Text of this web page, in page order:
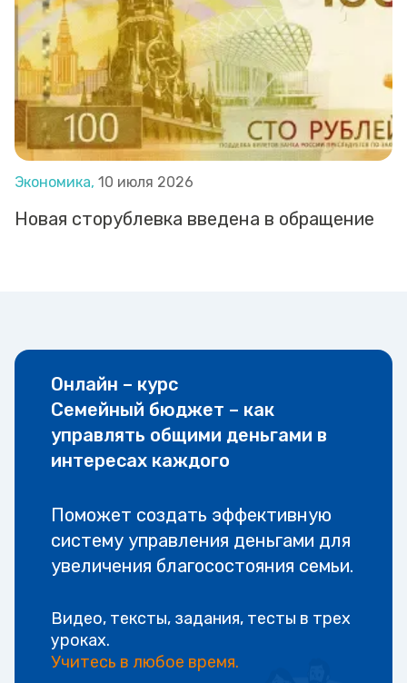
Экономика, 10 июля 2026
Новая сторублевка введена в обращение
Онлайн – курс
Семейный бюджет – как
управлять общими деньгами в
интересах каждого
Поможет создать эффективную
систему управления деньгами для
увеличения благосостояния семьи.
Видео, тексты, задания, тесты в трех
уроках.
Учитесь в любое время.